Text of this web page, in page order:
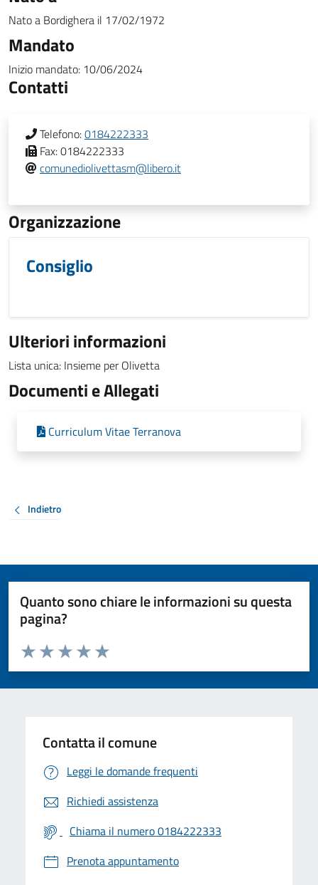
Nato a Bordighera il 17/02/1972
Mandato
Inizio mandato: 10/06/2024
Contatti
Telefono:0184222333
Fax:0184222333
comunediolivettasm@libero.it
Organizzazione
Consiglio
Ulteriori informazioni
Lista unica: Insieme per Olivetta
Documenti e Allegati
Curriculum Vitae Terranova
Indietro
Quanto sono chiare le informazioni su questa
pagina?
Valuta da 1 a 5 stelle la pagina
Valuta 5 stelle su 5
Valuta 4 stelle su 5
Valuta 3 stelle su 5
Valuta 2 stelle su 5
Valuta 1 stelle su 5
Contatta il comune
Leggi le domande frequenti
Richiedi assistenza
Chiama il numero 0184222333
Prenota appuntamento